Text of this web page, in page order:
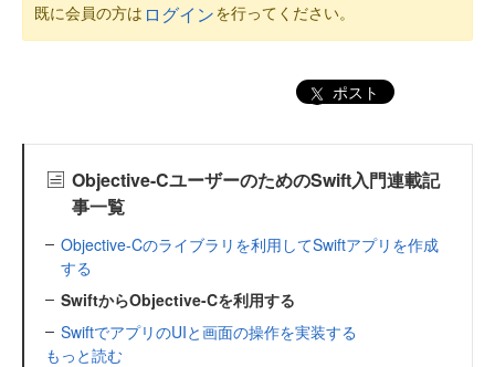
既に会員の方は ログインを行ってください。
ポスト
Objective-CユーザーのためのSwift入門連載記
事一覧
Objective-Cのライブラリを利用してSwiftアプリを作成
する
SwiftからObjective-Cを利用する
SwiftでアプリのUIと画面の操作を実装する
もっと読む